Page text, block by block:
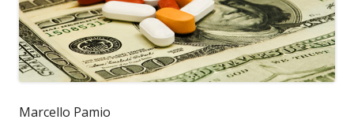
Marcello Pamio